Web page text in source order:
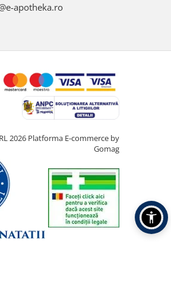
apotheka.ro
2026 Platforma E-commerce by
Gomag